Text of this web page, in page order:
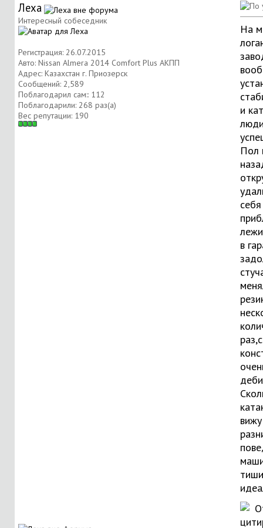
Леха
Интересный собеседник
Регистрация: 26.07.2015
Авто: Nissan Almera 2014 Comfort Plus АКПП
Адрес: Казахстан г. Приозерск
Сообщений: 2,589
Поблагодарил сам:: 112
Поблагодарили: 268 раз(а)
Вес репутации: 190
На
и
Пол
в